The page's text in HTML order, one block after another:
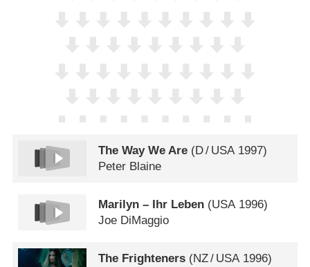
The Way We Are (D/ USA1997)
Peter Blaine
Marilyn – Ihr Leben (USA1996)
Joe DiMaggio
The Frighteners (NZ/ USA1996)